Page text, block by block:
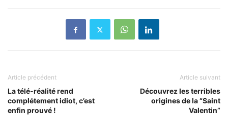
Article précédent
La télé-réalité rend
complétement idiot, c’est
enfin prouvé !
Article suivant
Découvrez les terribles
origines de la “Saint
Valentin”